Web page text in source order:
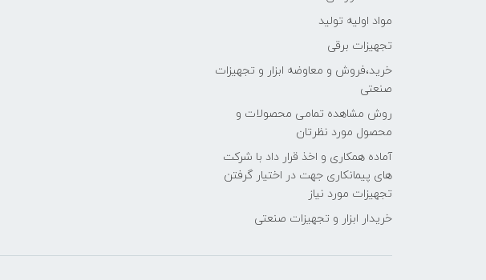
مواد اولیه تولید
تجهیزات برقی
خرید،فروش و معاوضه ابزار و تجهیزات
صنعتی
روش مشاهده تمامی محصولات و
محصول مورد نظرتان
آماده همکاری و اخذ قرار داد با شرکت
های پیمانکاری جهت در اختیار گرفتن
تجهیزات مورد نیاز
خریدار ابزار و تجهیزات صنعتی